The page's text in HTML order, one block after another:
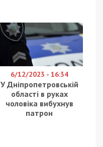
6/12/2023 - 16:34
У Дніпропетровській
області в руках
чоловіка вибухнув
патрон